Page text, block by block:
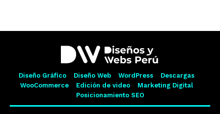
Diseño Gráfico Diseño Web WordPress
Descargas
WooCommerce
Edición de video
Marketing Digital
Posicionamiento SEO